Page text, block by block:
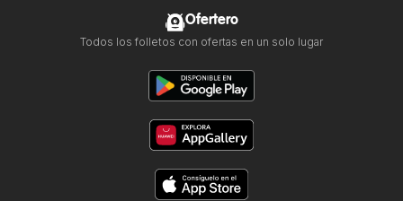
Ofertero
Todos los folletos con ofertas en un solo lugar